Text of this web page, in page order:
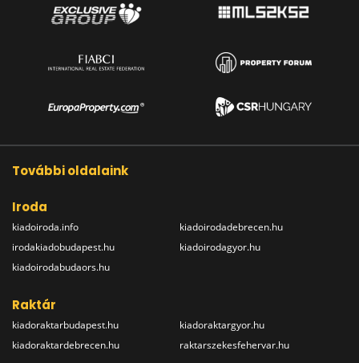
További oldalaink
Iroda
kiadoiroda.info
irodakiadobudapest.hu
kiadoirodabudaors.hu
kiadoirodadebrecen.hu
kiadoirodagyor.hu
Raktár
kiadoraktarbudapest.hu
kiadoraktardebrecen.hu
kiadoraktargyor.hu
raktarszekesfehervar.hu